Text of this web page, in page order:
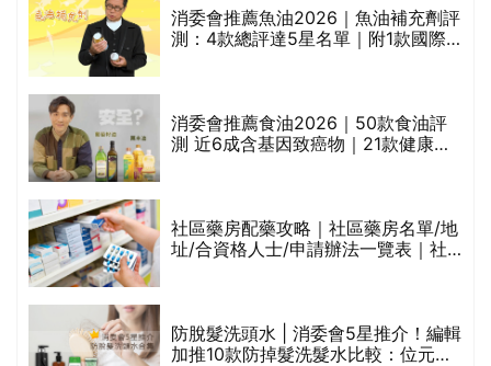
消委會推薦魚油2026｜魚油補充劑評
測：4款總評達5星名單｜附1款國際
消委會推薦食油2026｜50款食油評
測 近6成含基因致癌物｜21款健康煮
社區藥房配藥攻略｜社區藥房名單/地
址/合資格人士/申請辦法一覽表｜社
防脫髮洗頭水 | 消委會5星推介！編輯
加推10款防掉髮洗髮水比較：位元